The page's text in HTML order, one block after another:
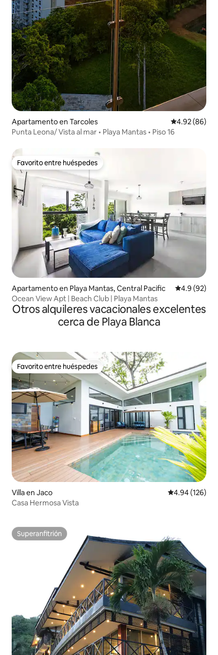
Apartamento en Tarcoles Calificación
4.92 (86)
Punta Leona/ Vista al mar • Playa Mantas • Piso 16
Favorito entre huéspedes
Favorito entre huéspedes
Apartamento en Playa Mantas, Central Pacific Calificación
4.9 (92)
Ocean View Apt | Beach Club | Playa Mantas
Otros alquileres vacacionales excelentes
cerca de Playa Blanca
Favorito entre huéspedes
Favorito entre huéspedes
Villa en Jaco Calificación
4.94 (126)
Casa Hermosa Vista
Superanfitrión
Superanfitrión